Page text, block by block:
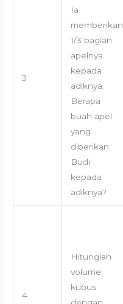
3
Ia
memberikan
1/3 bagian
apelnya
kepada
adiknya.
Berapa
buah apel
yang
diberikan
Budi
kepada
adiknya?
4
Hitunglah
volume
kubus